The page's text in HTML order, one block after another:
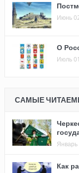
Июнь
О
Июль
САМЫЕ
Январь
Как